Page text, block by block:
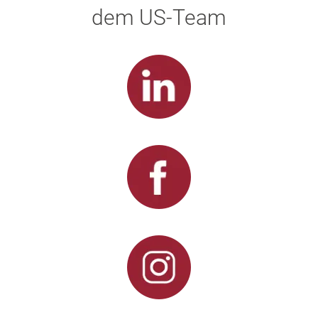
dem US-Team